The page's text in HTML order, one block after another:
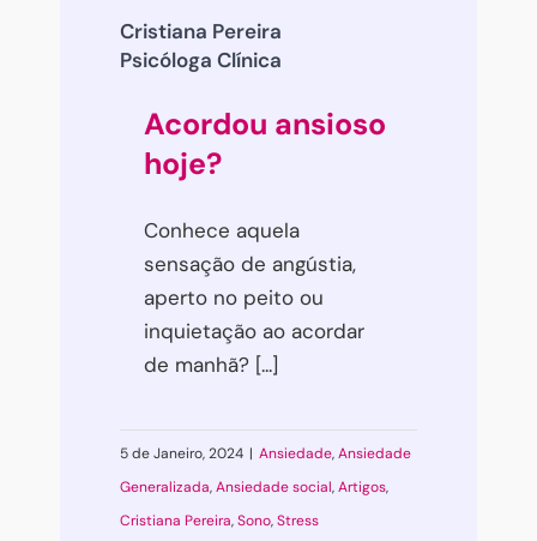
Cristiana Pereira
Psicóloga Clínica
Acordou ansioso
hoje?
Conhece aquela
sensação de angústia,
aperto no peito ou
inquietação ao acordar
de manhã? [...]
5 de Janeiro, 2024 | Ansiedade,Ansiedade
Generalizada,Ansiedade social,Artigos,
Cristiana Pereira,Sono,Stress